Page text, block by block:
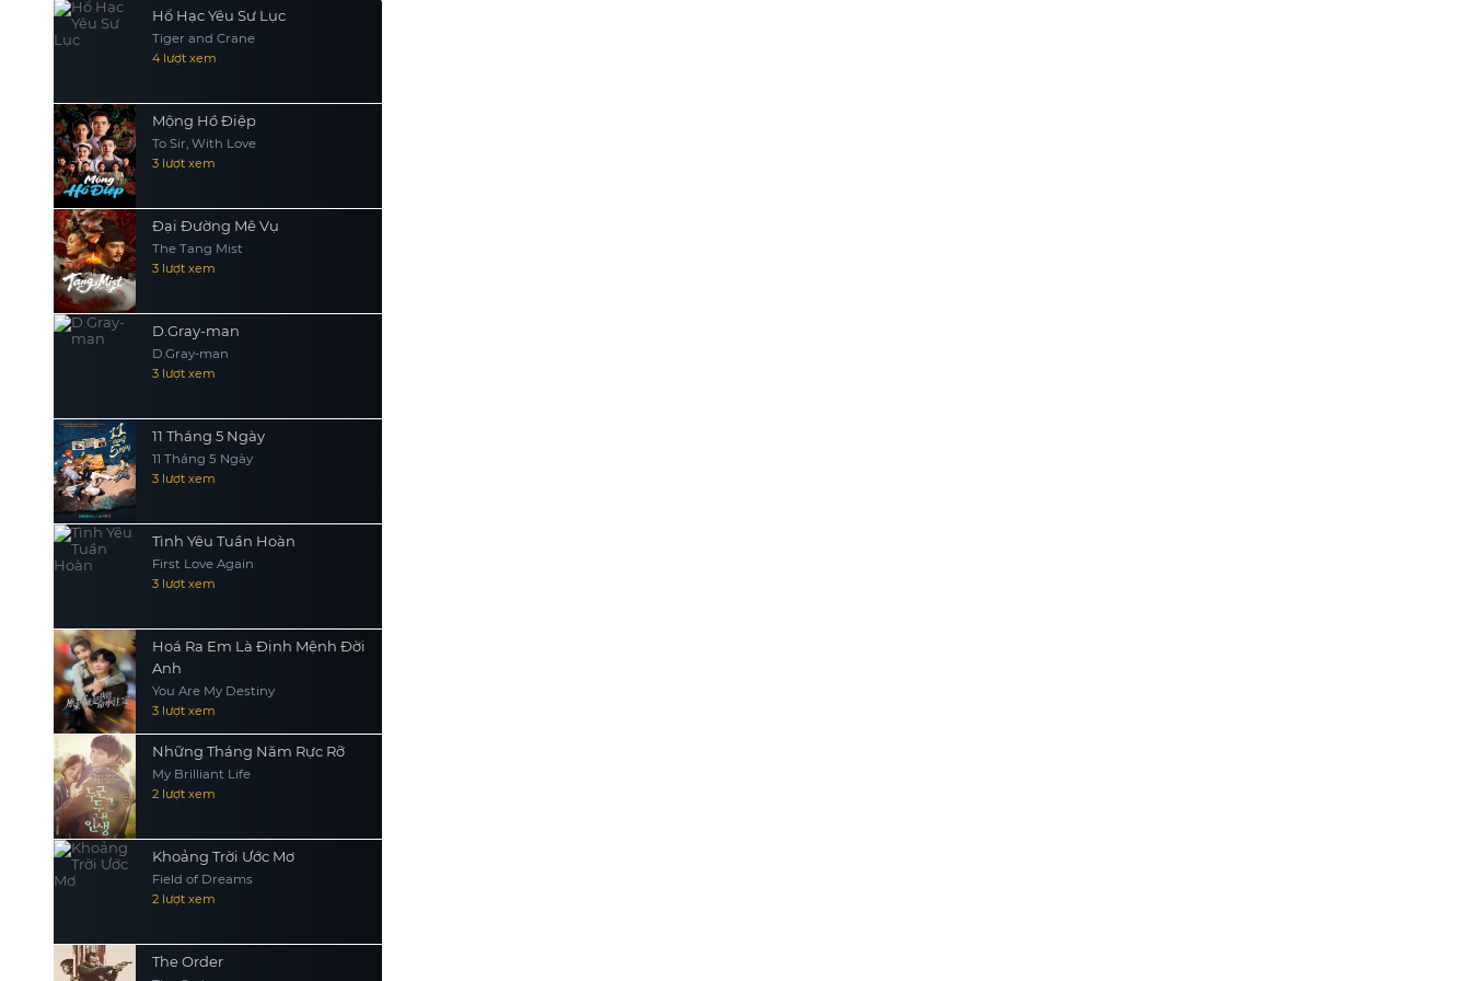
Hổ Hạc Yêu Sư Lục
Tiger and Crane
4 lượt xem
Mộng Hồ Điệp
To Sir, With Love
3 lượt xem
Đại Đường Mê Vụ
The Tang Mist
3 lượt xem
D.Gray-man
D.Gray-man
3 lượt xem
11 Tháng 5 Ngày
11 Tháng 5 Ngày
3 lượt xem
Tình Yêu Tuần Hoàn
First Love Again
3 lượt xem
Hoá Ra Em Là Định Mệnh Đời
Anh
You Are My Destiny
3 lượt xem
Những Tháng Năm Rực Rỡ
My Brilliant Life
2 lượt xem
Khoảng Trời Ước Mơ
Field of Dreams
2 lượt xem
The Order